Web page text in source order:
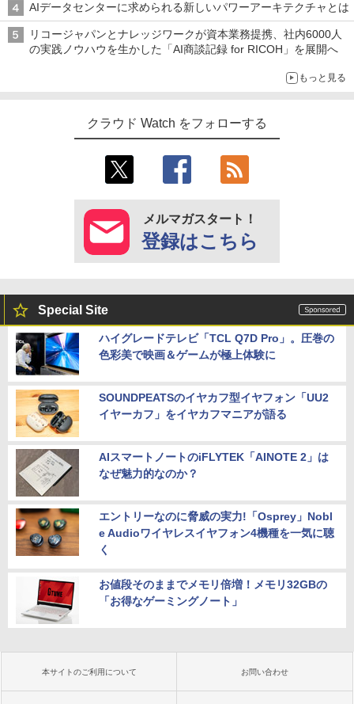
AIデータセンターに求められる新しいパワーアーキテクチャとは
リコージャパンとナレッジワークが資本業務提携、社内6000人
の実践ノウハウを生かした「AI商談記録 for RICOH」を展開へ
もっと見る
クラウド Watch をフォローする
メルマガスタート！
登録はこちら
Special Site
ハイグレードテレビ「TCL Q7D Pro」。圧巻の
色彩美で映画＆ゲームが極上体験に
SOUNDPEATSのイヤカフ型イヤフォン「UU2
イヤーカフ」をイヤカフマニアが語る
AIスマートノートのiFLYTEK「AINOTE 2」は
なぜ魅力的なのか？
エントリーなのに脅威の実力!「Osprey」Nobl
e Audioワイヤレスイヤフォン4機種を一気に聴
く
お値段そのままでメモリ倍増！メモリ32GBの
「お得なゲーミングノート」
本サイトのご利用について お問い合わせ